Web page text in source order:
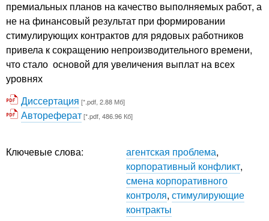
премиальных планов на качество выполняемых работ, а
не на финансовый результат при формировании
стимулирующих контрактов для рядовых работников
привела к сокращению непроизводительного времени,
что стало основой для увеличения выплат на всех
уровнях
Диссертация [*.pdf, 2.88 Мб]
Автореферат[*.pdf, 486.96 Кб]
Ключевые слова: агентская проблема,
корпоративный конфликт,
смена корпоративного
контроля, стимулирующие
контракты